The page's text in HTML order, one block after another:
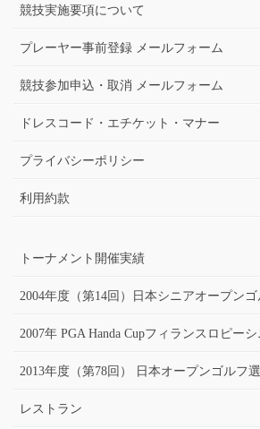
競技実施要項について
プレーヤー事前登録 メールフォーム
競技参加申込・取消 メールフォーム
ドレスコード・エチケット・マナー
プライバシーポリシー
利用約款
トーナメント開催実績
2004年度（第14回）日本シニアオープン
2007年 PGA Handa Cupフィランスロピー
2013年度（第78回） 日本オープンゴルフ
レストラン